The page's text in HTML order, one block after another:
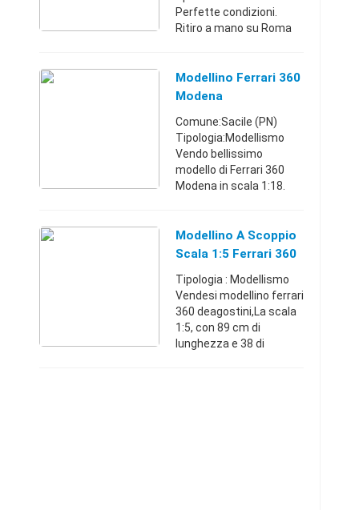
Perfette condizioni.
Ritiro a mano su Roma
posto, oppure
spedizione con pacco
Modellino Ferrari 360
Modena
Comune:Sacile (PN)
Tipologia:Modellismo
Vendo bellissimo
modello di Ferrari 360
Modena in scala 1:18.
spedire 20 euro. Non
trattabiliFriuli-Venezia
Modellino A Scoppio
Scala 1:5 Ferrari 360
Tipologia : Modellismo
Vendesi modellino ferrari
360 deagostini,La scala
1:5, con 89 cm di
lunghezza e 38 di